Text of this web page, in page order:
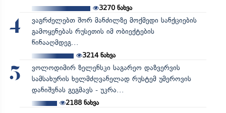
3270ნახვა
4
ვაგრძელებთ შორ მანძილზე მოქმედი სანქციების
გამოყენებას რუსეთის იმ ობიექტების
წინააღმდეგ...
3214ნახვა
5
ვოლოდიმირ ზელენსკი საგარეო დაზვერვის
სამსახურის ხელმძღვანელად რუსტემ უმეროვის
დანიშვნას გეგმავს - უკრა...
2188ნახვა